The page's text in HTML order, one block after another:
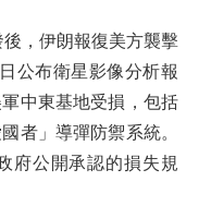
，伊朗報復美方襲擊
公布衛星影像分析報
中東基地受損，包括
者」導彈防禦系統。
府公開承認的損失規